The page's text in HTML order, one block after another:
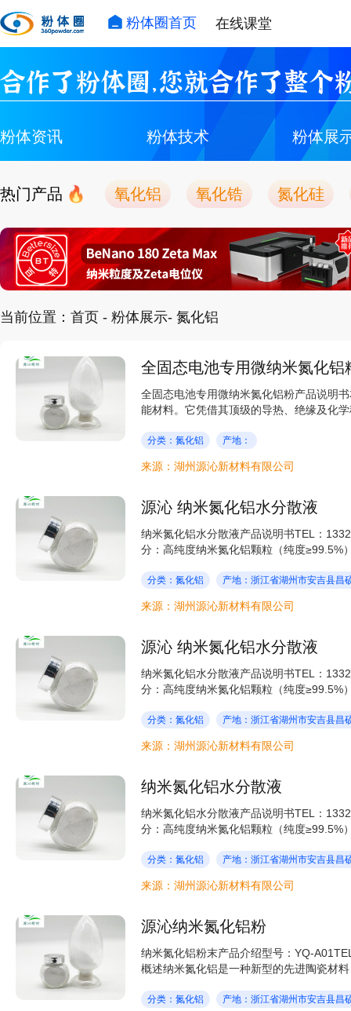
粉体圈首页 在线课堂
合作了粉体圈，您就合作了整个
粉体资讯 粉体技术 粉体展
热门产品 氧化铝 氧化锆 氮化硅
当前位置： 首页 - 粉体展示- 氮化铝
全固态电池专用微纳米氮化铝
全固态电池专用微纳米氮化铝粉产品说明
能材料。它凭借其顶级的导热、绝缘及化
分类：氮化铝 产地：
来源：湖州源沁新材料有限公司
源沁 纳米氮化铝水分散液
纳米氮化铝水分散液产品说明书TEL：
分：高纯度纳米氮化铝颗粒（纯度≥99.5%
分类：氮化铝 产地：浙江省湖州市安吉县昌
来源：湖州源沁新材料有限公司
源沁 纳米氮化铝水分散液
纳米氮化铝水分散液产品说明书TEL：
分：高纯度纳米氮化铝颗粒（纯度≥99.5%
分类：氮化铝 产地：浙江省湖州市安吉县昌
来源：湖州源沁新材料有限公司
纳米氮化铝水分散液
纳米氮化铝水分散液产品说明书TEL：
分：高纯度纳米氮化铝颗粒（纯度≥99.5%
分类：氮化铝 产地：浙江省湖州市安吉县昌
来源：湖州源沁新材料有限公司
源沁纳米氮化铝粉
纳米氮化铝粉末产品介绍型号：YQ-
概述纳米氮化铝是一种新型的先进陶瓷材
分类：氮化铝 产地：浙江省湖州市安吉县昌